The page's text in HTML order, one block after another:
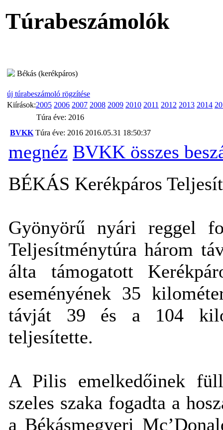
Túrabeszámolók
Békás (kerékpáros)
új túrabeszámoló rögzítése
Kiírások:2005 2006 2007 2008 2009 2010 2011 2012 2013 2014
Túra éve: 2016
BVKK Túra éve: 2016 2016.05.31 18:50:37
megnéz BVKK összes
BÉKÁS Kerékpáros
Gyönyörű nyári reggel
Teljesítménytúra három
álta támogatott
eseményének 35
távját 39 és a 104
teljesítette.
A Pilis emelkedőinek
szeles szaka fogadta a
a Békásmegyeri